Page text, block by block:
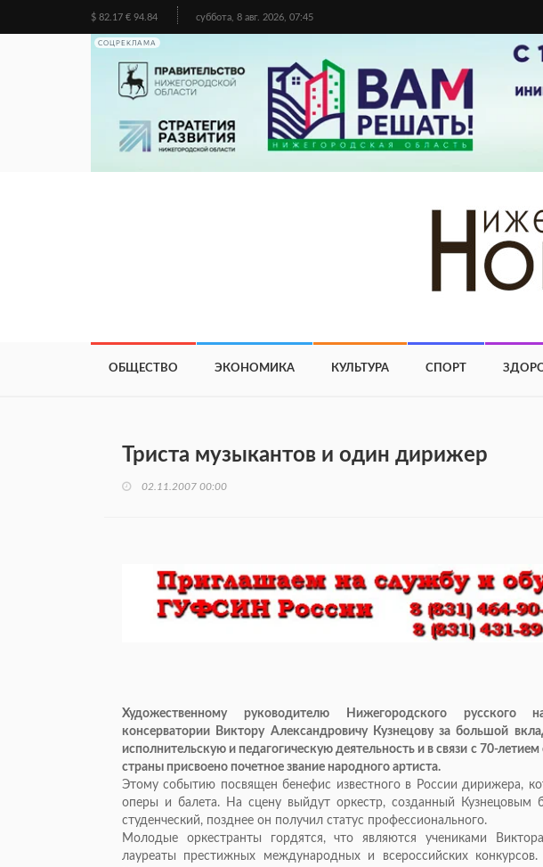
$ 82.17 € 94.84 суббота, 8 авг. 2026, 07:45
СОЦРЕКЛАМА
ОБЩЕСТВО ЭКОНОМИКА КУЛЬТУРА СПОРТ
Триста музыкантов и один дирижер
02.11.2007 00:00
Художественному руководителю Нижегородского русского
консерватории Виктору Александровичу Кузнецову за большой
исполнительскую и педагогическую деятельность и в связи с 70-
страны присвоено почетное звание народного артиста.
Этому событию посвящен бенефис известного в России дирижера,
оперы и балета. На сцену выйдут оркестр, созданный Кузнецовым
студенческий, позднее он получил статус профессионального.
Молодые оркестранты гордятся, что являются учениками
лауреаты престижных международных и всероссийских